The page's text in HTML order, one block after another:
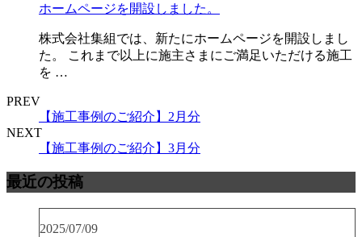
ホームページを開設しました。
株式会社集組では、新たにホームページを開設しまし
た。 これまで以上に施主さまにご満足いただける施工
を …
PREV
【施工事例のご紹介】2月分
NEXT
【施工事例のご紹介】3月分
最近の投稿
2025/07/09